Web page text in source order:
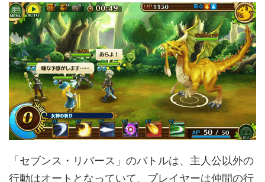
「セブンス・リバース」のバトルは、主人公以外の
行動はオートとなっていて、プレイヤーは仲間の行